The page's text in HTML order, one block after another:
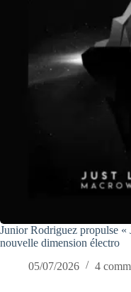
Junior Rodriguez propulse «
nouvelle dimension électro
05/07/2026
4